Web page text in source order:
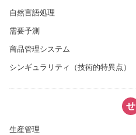
自然言語処理
需要予測
商品管理システム
シンギュラリティ（技術的特異点）
せ
生産管理